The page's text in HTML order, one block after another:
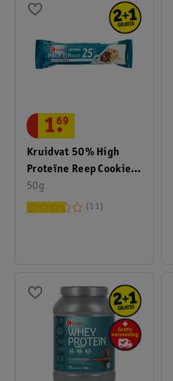
Kruidvat 50% High
Proteïne Reep Cookies
50 Gram
50g
1.
69
11